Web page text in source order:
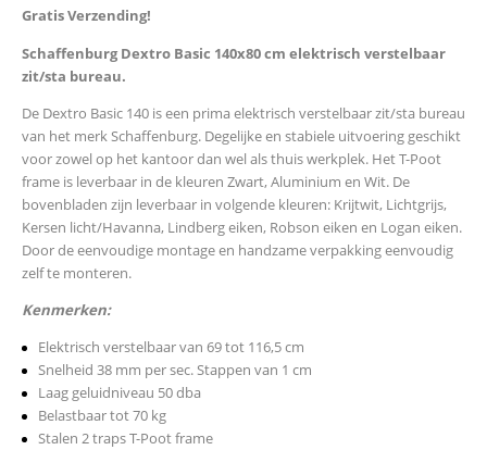
Gratis Verzending!
Schaffenburg Dextro Basic 140x80 cm elektrisch verstelbaar
zit/sta bureau.
De Dextro Basic 140 is een prima elektrisch verstelbaar zit/sta bureau
van het merk Schaffenburg. Degelijke en stabiele uitvoering geschikt
voor zowel op het kantoor dan wel als thuis werkplek. Het T-Poot
frame is leverbaar in de kleuren Zwart, Aluminium en Wit. De
bovenbladen zijn leverbaar in volgende kleuren: Krijtwit, Lichtgrijs,
Kersen licht/Havanna, Lindberg eiken, Robson eiken en Logan eiken.
Door de eenvoudige montage en handzame verpakking eenvoudig
zelf te monteren.
Kenmerken:
Elektrisch verstelbaar van 69 tot 116,5 cm
Snelheid 38 mm per sec. Stappen van 1 cm
Laag geluidniveau 50 dba
Belastbaar tot 70 kg
Stalen 2 traps T-Poot frame